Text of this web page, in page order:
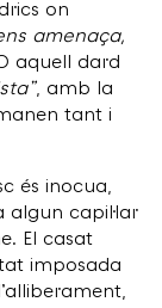
on
amenaça,
aquell dard
, amb la
tant i
és inocua,
capil·lar
El casat
imposada